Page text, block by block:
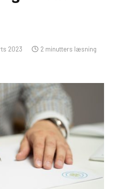
2023 2 minutters læsning